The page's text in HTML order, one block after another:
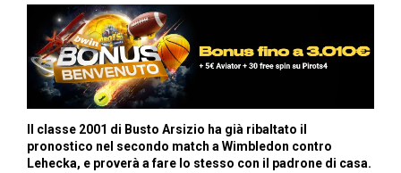
Il classe 2001 di Busto Arsizio ha già ribaltato il
pronostico nel secondo match a Wimbledon contro
Lehecka, e proverà a fare lo stesso con il padrone di casa.